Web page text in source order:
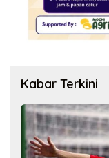
Kabar Terkini